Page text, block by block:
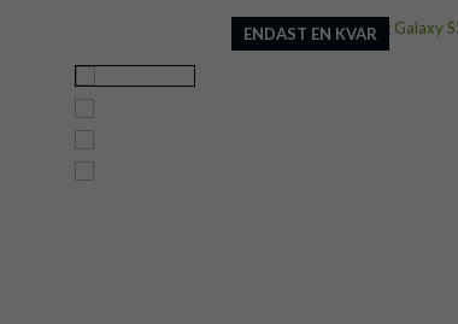
ENDAST EN KVAR